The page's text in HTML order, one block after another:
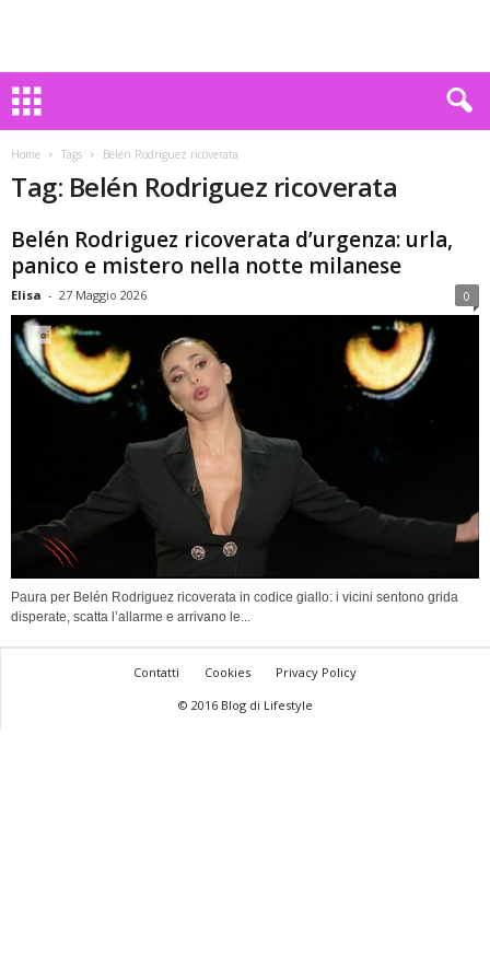
Home Tags Belén Rodriguez ricoverata
Tag: Belén Rodriguez ricoverata
Belén Rodriguez ricoverata d’urgenza: urla,
panico e mistero nella notte milanese
Elisa - 27 Maggio 2026 0
Paura per Belén Rodriguez ricoverata in codice giallo: i vicini sentono grida
disperate, scatta l’allarme e arrivano le...
Contatti Cookies
Privacy Policy
© 2016 Blog di Lifestyle